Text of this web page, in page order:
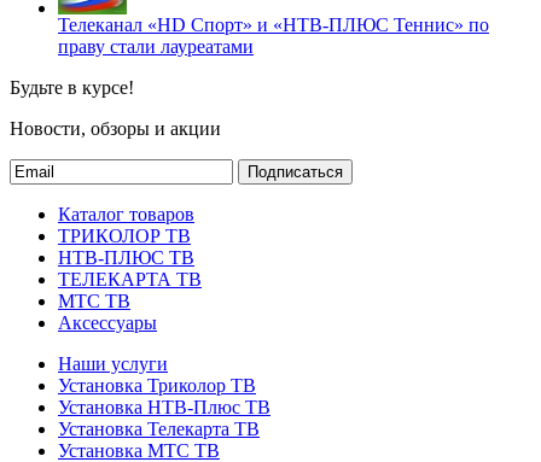
Телеканал «HD Спорт» и «НТВ-ПЛЮС Теннис» по
праву стали лауреатами
Будьте в курсе!
Новости, обзоры и акции
Подписаться
Каталог товаров
ТРИКОЛОР ТВ
НТВ-ПЛЮС ТВ
ТЕЛЕКАРТА ТВ
МТС ТВ
Аксессуары
Наши услуги
Установка Триколор ТВ
Установка НТВ-Плюс ТВ
Установка Телекарта ТВ
Установка МТС ТВ